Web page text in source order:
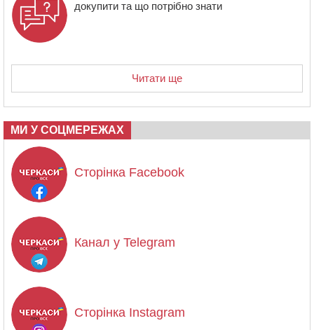
докупити та що потрібно знати
Читати ще
МИ У СОЦМЕРЕЖАХ
Сторінка Facebook
Канал у Telegram
Сторінка Instagram